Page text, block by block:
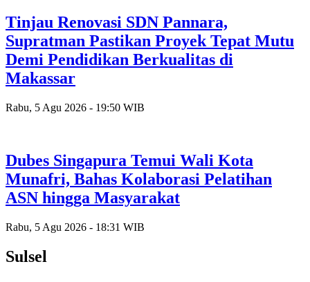
Tinjau Renovasi SDN Pannara,
Supratman Pastikan Proyek Tepat Mutu
Demi Pendidikan Berkualitas di
Makassar
Rabu, 5 Agu 2026 - 19:50 WIB
Dubes Singapura Temui Wali Kota
Munafri, Bahas Kolaborasi Pelatihan
ASN hingga Masyarakat
Rabu, 5 Agu 2026 - 18:31 WIB
Sulsel